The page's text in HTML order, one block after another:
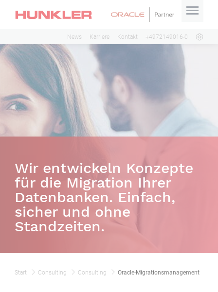
News Karriere Kontakt +4972149016-0
Wir entwickeln Konzepte
für die Migration Ihrer
Datenbanken. Einfach,
sicher und ohne
Standzeiten.
Start Consulting Consulting Oracle-Migrationsmanagement